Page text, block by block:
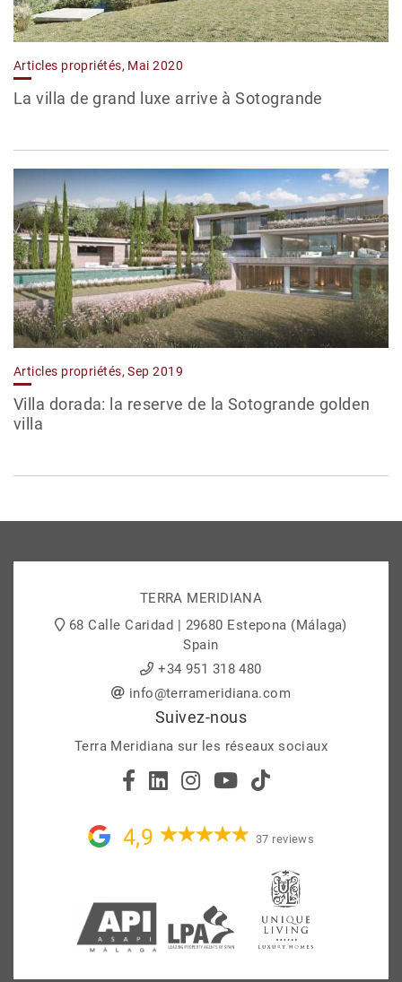
Articles propriétés, Mai 2020
La villa de grand luxe arrive à Sotogrande
Articles propriétés, Sep 2019
Villa dorada: la reserve de la Sotogrande golden
villa
TERRA MERIDIANA
68 Calle Caridad | 29680 Estepona (Málaga)
Spain
+34 951 318 480
info@terrameridiana.com
Suivez-nous
Terra Meridiana sur les réseaux sociaux
4,9 37 reviews